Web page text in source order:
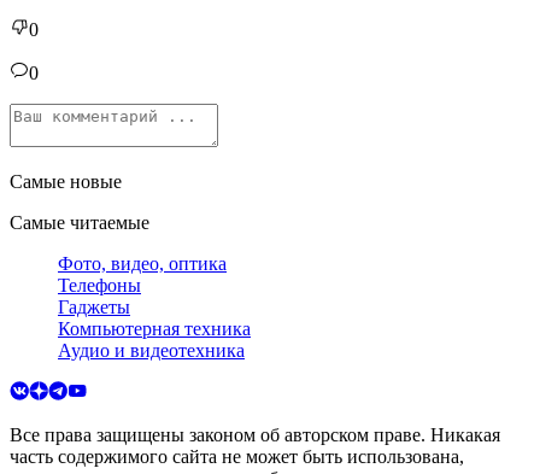
0
0
Самые новые
Самые читаемые
Фото, видео, оптика
Телефоны
Гаджеты
Компьютерная техника
Аудио и видеотехника
Все права защищены законом об авторском праве. Никакая
часть содержимого сайта не может быть использована,